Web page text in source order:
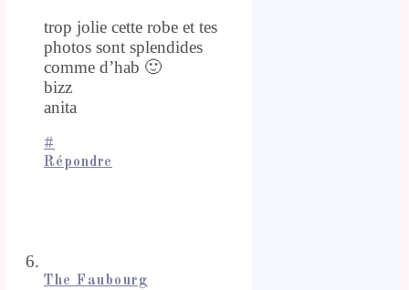
trop jolie cette robe et tes
photos sont splendides
comme d’hab 🙂
bizz
anita
#
Répondre
The Faubourg